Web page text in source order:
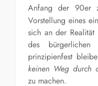
Anfang der 90er
Vorstellung eines
sich an der Realität
des
prinzipienfest
keinen Weg durch
zu machen.